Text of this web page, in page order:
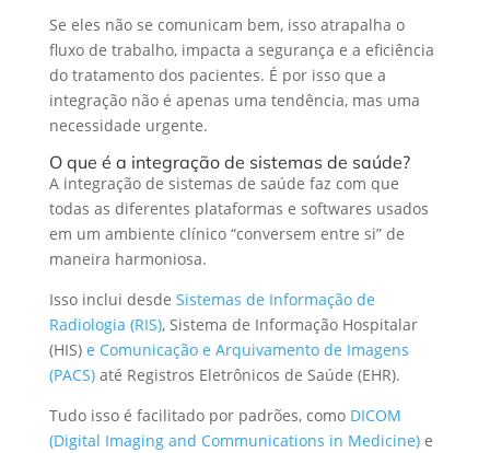
Se eles não se comunicam bem, isso atrapalha o
fluxo de trabalho, impacta a segurança e a eficiência
do tratamento dos pacientes. É por isso que a
integração não é apenas uma tendência, mas uma
necessidade urgente.
O que é a integração de sistemas de saúde?
A integração de sistemas de saúde faz com que
todas as diferentes plataformas e softwares usados
em um ambiente clínico “conversem entre si” de
maneira harmoniosa.
Isso inclui desde Sistemas de Informação de
Radiologia (RIS), Sistema de Informação Hospitalar
(HIS) e Comunicação e Arquivamento de Imagens
(PACS)até Registros Eletrônicos de Saúde (EHR).
Tudo isso é facilitado por padrões, como DICOM
(Digital Imaging and Communications in Medicine)e